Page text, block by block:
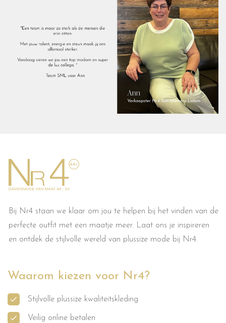
Bij Nr4 staan we klaar om jou te helpen bij het vinden van de
perfecte outfit met een maatje meer. Laat ons je inspireren
en ontdek de stijlvolle wereld van plussize mode bij Nr4.
Waarom kiezen voor Nr4?
Stijlvolle plussize kwaliteitskleding
Veilig online betalen